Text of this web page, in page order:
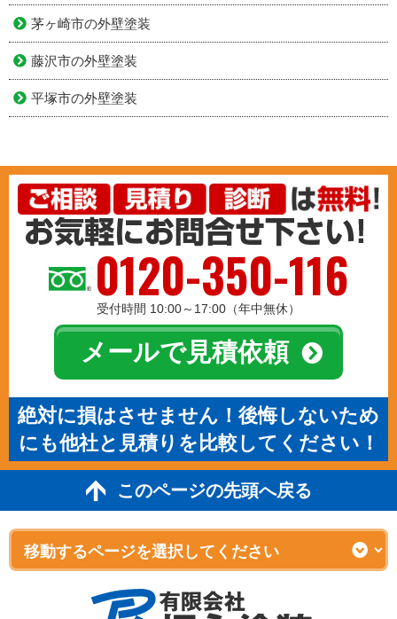
茅ヶ崎市の外壁塗装
藤沢市の外壁塗装
平塚市の外壁塗装
0120-350-116
受付時間 10:00～17:00（年中無休）
メールで見積依頼
絶対に損はさせません！後悔しないため
にも他社と見積りを比較してください！
このページの先頭へ戻る